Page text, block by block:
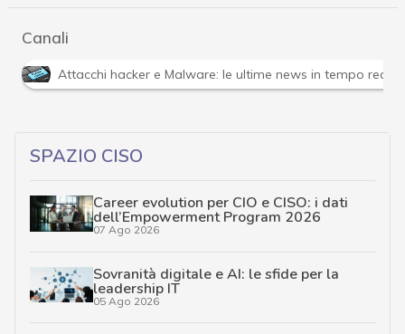
Canali
Attacchi hacker e Malware: le ultime news in tempo
SPAZIO CISO
Career evolution per CIO e CISO: i dati
dell’Empowerment Program 2026
07 Ago 2026
Sovranità digitale e AI: le sfide per la
leadership IT
05 Ago 2026